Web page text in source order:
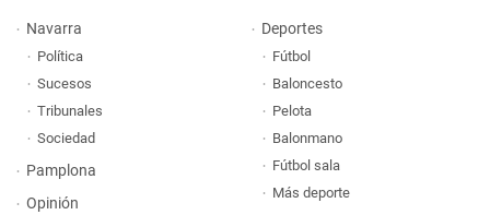
Navarra
Política
Sucesos
Tribunales
Sociedad
Pamplona
Opinión
Deportes
Fútbol
Baloncesto
Pelota
Balonmano
Fútbol sala
Más deporte